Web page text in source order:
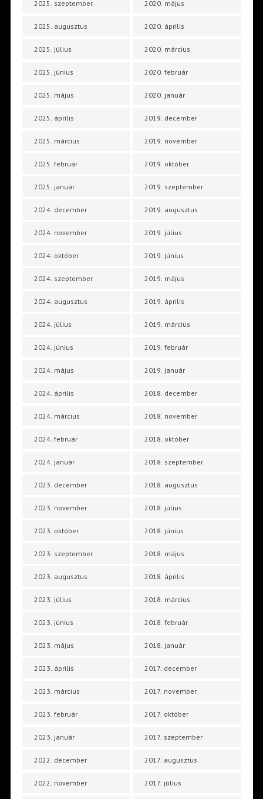
2025. szeptember
2025. augusztus
2025. július
2025. június
2025. május
2025. április
2025. március
2025. február
2025. január
2024. december
2024. november
2024. október
2024. szeptember
2024. augusztus
2024. július
2024. június
2024. május
2024. április
2024. március
2024. február
2024. január
2023. december
2023. november
2023. október
2023. szeptember
2023. augusztus
2023. július
2023. június
2023. május
2023. április
2023. március
2023. február
2023. január
2022. december
2022. november
2020. május
2020. április
2020. március
2020. február
2020. január
2019. december
2019. november
2019. október
2019. szeptember
2019. augusztus
2019. július
2019. június
2019. május
2019. április
2019. március
2019. február
2019. január
2018. december
2018. november
2018. október
2018. szeptember
2018. augusztus
2018. július
2018. június
2018. május
2018. április
2018. március
2018. február
2018. január
2017. december
2017. november
2017. október
2017. szeptember
2017. augusztus
2017. július